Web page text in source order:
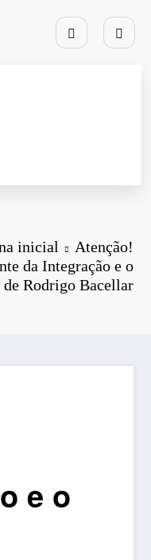
inicial
Atenção!
da Integração e o
Rodrigo Bacellar
e o